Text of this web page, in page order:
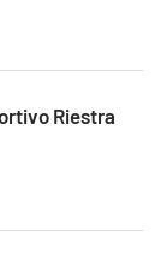
Riestra